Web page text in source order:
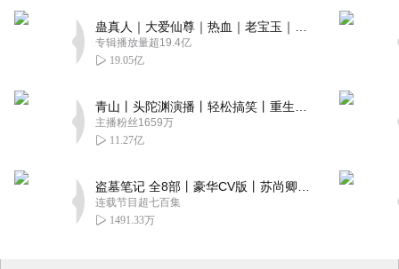
专辑播放量超19.4亿
19.05亿
主播粉丝1659万
11.27亿
连载节目超七百集
1491.33万